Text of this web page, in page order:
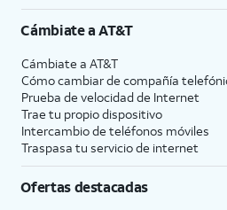
Cámbiate aAT&T
Cámbiate a AT&T
Cómo cambiar de compañía
Prueba de velocidad de Internet
Trae tu propio dispositivo
Intercambio de teléfonos móviles
Traspasa tu servicio de internet
Ofertas destacadas